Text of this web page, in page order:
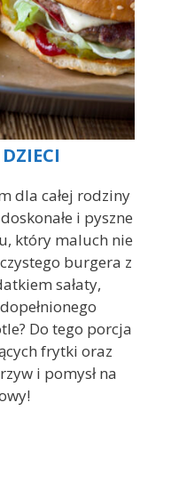
dla całej rodziny
i pyszne
który maluch nie
burgera z
sałaty,
Do tego porcja
frytki oraz
i pomysł na